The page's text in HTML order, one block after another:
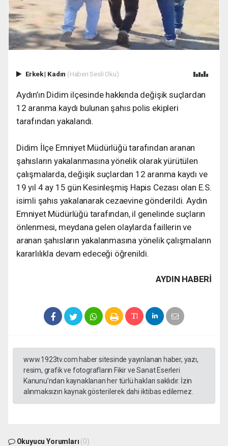
Erkek| Kadın (Haberi Sesli Oku)
Aydın’ın Didim ilçesinde hakkında değişik suçlardan
12 aranma kaydı bulunan şahıs polis ekipleri
tarafından yakalandı.
Didim İlçe Emniyet Müdürlüğü tarafından aranan
şahısların yakalanmasına yönelik olarak yürütülen
çalışmalarda, değişik suçlardan 12 aranma kaydı ve
19 yıl 4 ay 15 gün Kesinleşmiş Hapis Cezası olan E.S.
isimli şahıs yakalanarak cezaevine gönderildi. Aydın
Emniyet Müdürlüğü tarafından, il genelinde suçların
önlenmesi, meydana gelen olaylarda faillerin ve
aranan şahısların yakalanmasına yönelik çalışmaların
kararlılıkla devam edeceği öğrenildi.
AYDIN HABERİ
www.1923tv.com haber sitesinde yayınlanan haber, yazı,
resim, grafik ve fotografların Fikir ve Sanat Eserleri
Kanunu’ndan kaynaklanan her türlü hakları saklıdır. İzin
alınmaksızın kaynak gösterilerek dahi iktibas edilemez.
Okuyucu Yorumları (0)